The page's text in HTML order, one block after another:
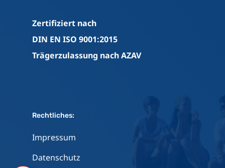
Zertifiziert nach
DIN EN ISO 9001:2015
Trägerzulassung nach AZAV
Rechtliches:
Impressum
Datenschutz